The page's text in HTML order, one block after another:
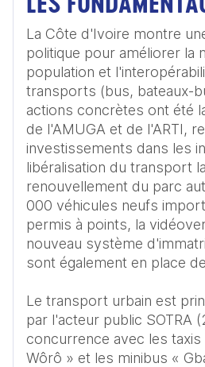
La Côte d'Ivoire montre
politique pour améliorer la
population et
transports (bus, bateaux-
actions concrètes ont été
de l'AMUGA et de l'ARTI,
investissements dans les
libéralisation du transport
renouvellement du parc
000 véhicules neufs
permis à points, la
nouveau système
sont également en place
Le transport urbain est
par l'acteur public SOTRA
concurrence avec les
Wôrô » et les minibus «